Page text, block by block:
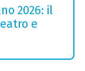
2026: il
e